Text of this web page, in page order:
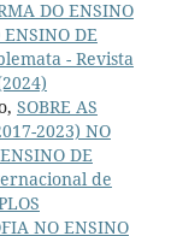
DO ENSINO
DE
- Revista
SOBRE AS
2023) NO
DE
de
NO ENSINO